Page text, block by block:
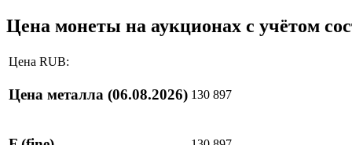
Цена монеты на аукционах с учётом
Цена RUB:
Цена металла (06.08.2026) 130 897